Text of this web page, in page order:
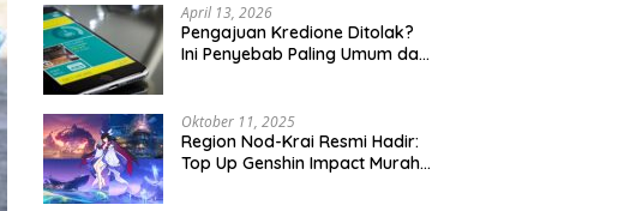
April 13, 2026
Pengajuan Kredione Ditolak?
Ini Penyebab Paling Umum dan
Oktober 11, 2025
Region Nod-Krai Resmi Hadir:
Top Up Genshin Impact Murah